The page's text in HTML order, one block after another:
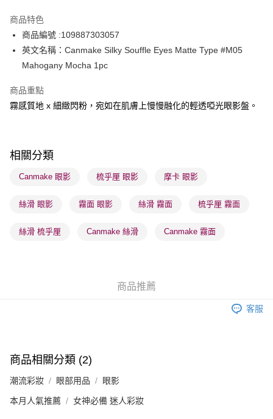
PayMe
WeChat Pay
送貨方式
每筆HK$65.00，滿HK$300.00或以上免運費
確認發貨後1-3 工作天送達，訂單將隨機分配至SF順豐速運或京東
每筆HK$65.00，滿HK$300.00或以上免運費
每筆HK$20.00，滿HK$100.00或以上免運費
(澳門門市) 只顯示可選門市。確認發貨後2-5個工作天到店，3天內
澳門地區配送 - 確認發貨後1-4個工作天送達
商品特色
商品編號 :109887303057
英文名稱：Canmake Silky Souffle Eyes Matte Type #M05
Mahogany Mocha 1pc
商品重點
霧感質地 x 細緻閃粉，宛如在肌膚上慢慢融化的輕透啞光眼影盤。
相關分類
Canmake 眼影 梳乎厘 眼影 摩卡 眼影
絲滑 眼影 霧面 眼影 絲滑 霧面 梳乎厘 霧面
絲滑 梳乎厘 Canmake 絲滑 Canmake 霧面
商品推薦
客服
商品相關分類 (2)
潮流彩妝 眼部用品 眼影
本月人氣推薦 女神必備 迷人彩妝